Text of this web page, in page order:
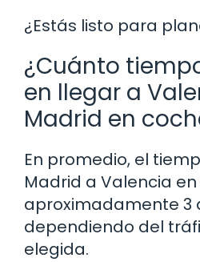
¿Estás listo para
¿Cuánto
en llegar a
Madrid en
En promedio, el
Madrid a Valencia
aproximadamente 3
dependiendo del
elegida.